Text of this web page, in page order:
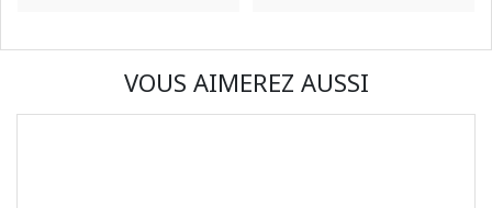
VOUS AIMEREZ AUSSI